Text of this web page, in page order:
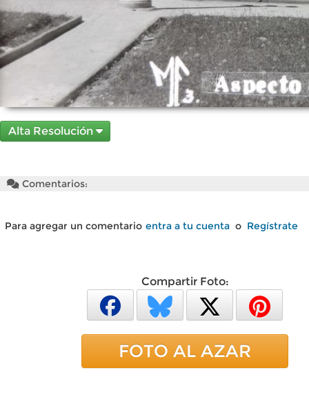
Alta Resolución
Comentarios:
Para agregar un comentario entra a tu cuenta o Regístrate
Compartir Foto:
FOTO AL AZAR